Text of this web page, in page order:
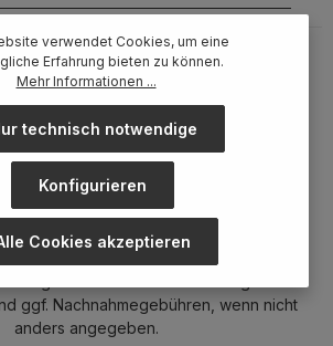
dieAGBgelesen und bin mit ihnen
geben Sie die oben abgebildeten
Zeichen ein*
inkl. gesetzl. Mehrwertsteuer zzgl.
ggf. Nachnahmegebühren, wenn nicht
anders angegeben.
verwendet Cookies, um eine
Erfahrung bieten zu können.
Mehr Informationen ...
technisch notwendige
Konfigurieren
Cookies akzeptieren